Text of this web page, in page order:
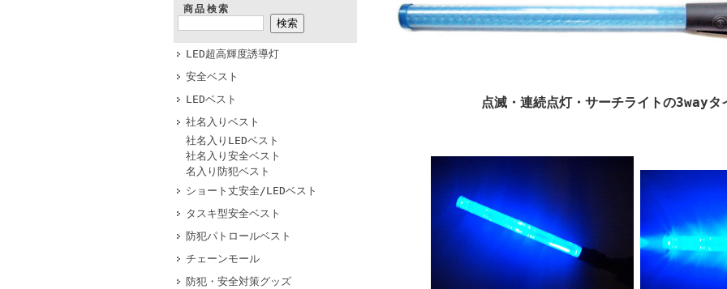
商品検索
LED超高輝度誘導灯
安全ベスト
LEDベスト
社名入りベスト
社名入りLEDベスト
社名入り安全ベスト
名入り防犯ベスト
ショート丈安全/LEDベスト
タスキ型安全ベスト
防犯パトロールベスト
チェーンモール
防犯・安全対策グッズ
点滅・連続点灯・サーチライトの3way